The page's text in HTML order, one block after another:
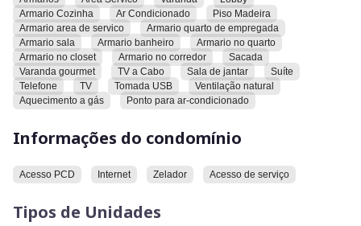
o corredor, o quarto e a sala. Há também um armário no
quarto de empregada. O imóvel possui um lobby e o piso é de
madeira. Há ponto para ar-condicionado, sala de jantar,
sacada e ventilação natural. A varanda é gourmet e há uma
suíte. O apartamento possui instalação para telefone, TV a
cabo e TV, além de tomada USB.
O condomínio oferece acesso de serviço e é adaptado para
pessoas com deficiência (PCD). Há internet disponível e um
zelador.
Convidamos você a conhecer este imóvel.
Armario Cozinha
Ar Condicionado
Piso Madeira
Armario area de servico
Armario quarto de empregada
Armario sala
Armario banheiro
Armario no quarto
Armario no closet
Armario no corredor
Sacada
Varanda gourmet
TV a Cabo Sala de jantar
Suíte
Telefone
TV Tomada USB
Ventilação natural
Aquecimento a gás
Ponto para ar-condicionado
Informações do condomínio
Acesso PCD Internet Zelador Acesso de serviço
Tipos de Unidades